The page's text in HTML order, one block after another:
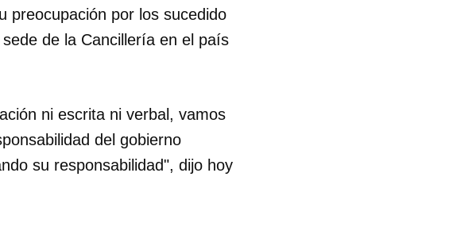
preocupación por los sucedido
de la Cancillería en el país
ni escrita ni verbal, vamos
del gobierno
su responsabilidad", dijo hoy